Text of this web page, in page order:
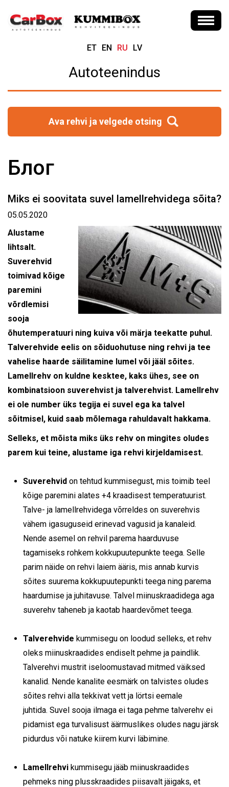
ET EN RU LV
Autoteenindus
Ava rehvi ja velgede otsing
Блог
Miks ei soovitata suvel lamellrehvidega sõita?
05.05.2020
Alustame
lihtsalt.
Suverehvid
toimivad kõige
paremini
võrdlemisi
sooja
õhutemperatuuri ning kuiva või märja teekatte puhul.
Talverehvide eelis on sõiduohutuse ning rehvi ja tee
vahelise haarde säilitamine lumel või jääl sõites.
Lamellrehv on kuldne kesktee, kaks ühes, see on
kombinatsioon suverehvist ja talverehvist. Lamellrehv
ei ole number üks tegija ei suvel ega ka talvel
sõitmisel, kuid saab mõlemaga rahuldavalt hakkama.
Selleks, et mõista miks üks rehv on mingites oludes
parem kui teine, alustame iga rehvi kirjeldamisest.
Suverehvid on tehtud kummisegust, mis toimib teel
kõige paremini alates +4 kraadisest temperatuurist.
Talve- ja lamellrehvidega võrreldes on suverehvis
vähem igasuguseid erinevad vagusid ja kanaleid.
Nende asemel on rehvil parema haarduvuse
tagamiseks rohkem kokkupuutepunkte teega. Selle
parim näide on rehvi laiem ääris, mis annab kurvis
sõites suurema kokkupuutepunkti teega ning parema
haardumise ja juhitavuse. Talvel miinuskraadidega aga
suverehv taheneb ja kaotab haardevõmet teega.
Talverehvide kummisegu on loodud selleks, et rehv
oleks miinuskraadides endiselt pehme ja paindlik.
Talverehvi mustrit iseloomustavad mitmed väiksed
kanalid. Nende kanalite eesmärk on talvistes oludes
sõites rehvi alla tekkivat vett ja lörtsi eemale
juhtida. Suvel sooja ilmaga ei taga pehme talverehv ei
pidamist ega turvalisust äärmuslikes oludes nagu järsk
pidurdus või natuke kiirem kurvi läbimine.
Lamellrehvi kummisegu jääb miinuskraadides
pehmeks ning plusskraadides piisavalt jäigaks, et